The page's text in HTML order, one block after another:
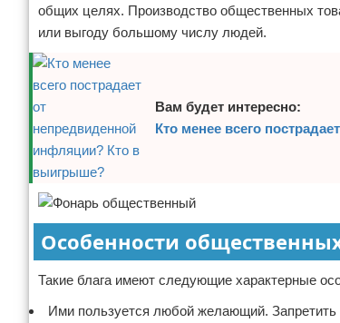
общих целях. Производство общественных
или выгоду большому числу людей.
Вам будет интересно:
Кто менее всего
Особенности
Такие блага имеют следующие характерные
Ими пользуется любой желающий. Запретить